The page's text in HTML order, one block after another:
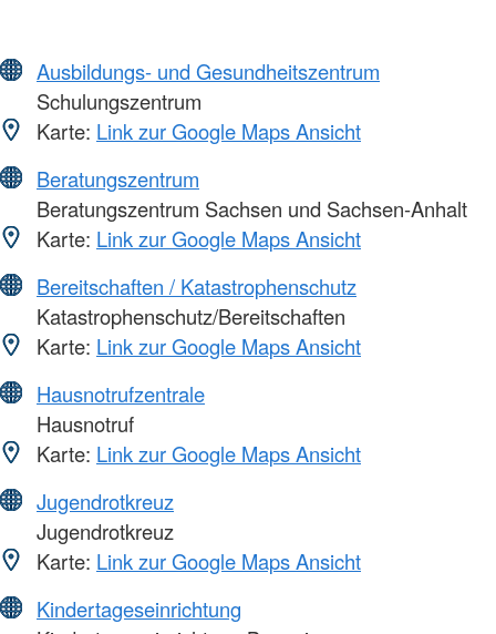
Ausbildungs- und Gesundheitszentrum
Schulungszentrum
Karte: Link zur Google Maps Ansicht
Beratungszentrum
Beratungszentrum Sachsen und Sachsen-Anhalt
Karte: Link zur Google Maps Ansicht
Bereitschaften / Katastrophenschutz
Katastrophenschutz/Bereitschaften
Karte: Link zur Google Maps Ansicht
Hausnotrufzentrale
Hausnotruf
Karte: Link zur Google Maps Ansicht
Jugendrotkreuz
Jugendrotkreuz
Karte: Link zur Google Maps Ansicht
Kindertageseinrichtung